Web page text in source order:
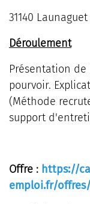
31140 Launaguet
Déroulement
Présentation
pourvoir.
(Méthode
support
Offre : https://
emploi.fr/